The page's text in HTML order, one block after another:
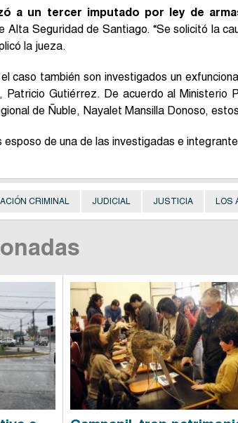
a un tercer imputado por ley de
Alta Seguridad de Santiago. “Se solicitó la
la jueza.
caso también son investigados un
Patricio Gutiérrez. De acuerdo al Ministerio
de Ñuble, Nayalet Mansilla Donoso,
de una de las investigadas e
CRIMINAL JUDICIAL JUSTICIA LOS